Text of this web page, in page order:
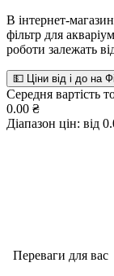
В інтернет-
фільтр для
роботи залежать
💵
Середня вартість
0.00 ₴
Діапазон цін: від
Переваги для вас